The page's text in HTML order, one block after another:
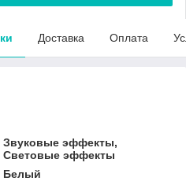
Доставка Оплата
Звуковые эффекты,
Световые эффекты
Белый